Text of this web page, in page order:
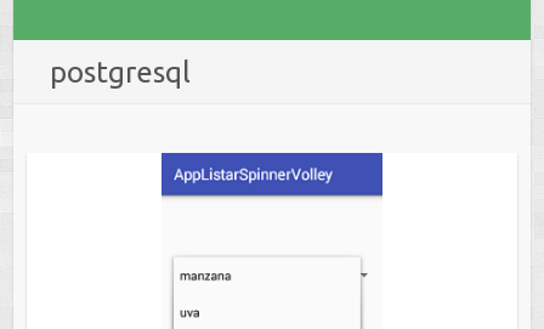
postgresql